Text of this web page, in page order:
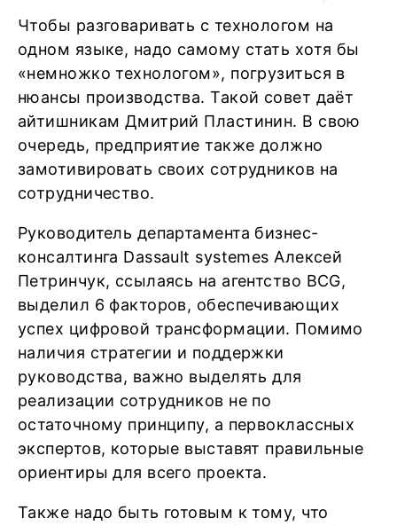
Чтобы разговаривать с технологом на
одном языке, надо самому стать хотя бы
«немножко технологом», погрузиться в
нюансы производства. Такой совет даёт
айтишникам Дмитрий Пластинин. В свою
очередь, предприятие также должно
замотивировать своих сотрудников на
сотрудничество.
Руководитель департамента бизнес-
консалтинга Dassault systemes Алексей
Петринчук, ссылаясь на агентство BCG,
выделил 6 факторов, обеспечивающих
успех цифровой трансформации. Помимо
наличия стратегии и поддержки
руководства, важно выделять для
реализации сотрудников не по
остаточному принципу, а первоклассных
экспертов, которые выставят правильные
ориентиры для всего проекта.
Также надо быть готовым к тому, что